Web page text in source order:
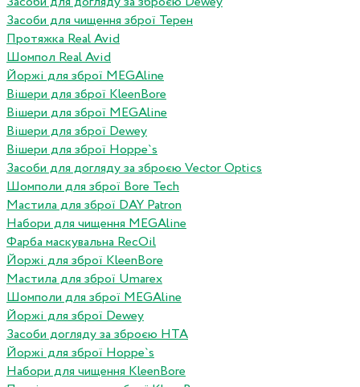
Засоби для чищення зброї Терен
Протяжка Real Avid
Шомпол Real Avid
Йоржі для зброї MEGAline
Вішери для зброї KleenBore
Вішери для зброї MEGAline
Вішери для зброї Dewey
Вішери для зброї Hoppe`s
Засоби для догляду за зброєю Vector Optics
Шомполи для зброї Bore Tech
Мастила для зброї DAY Patron
Набори для чищення MEGAline
Фарба маскувальна RecOil
Йоржі для зброї KleenBore
Мастила для зброї Umarex
Шомполи для зброї MEGAline
Йоржі для зброї Dewey
Засоби догляду за зброєю HTA
Йоржі для зброї Hoppe`s
Набори для чищення KleenBore